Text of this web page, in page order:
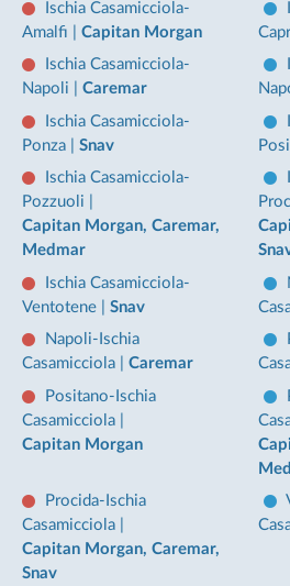
Ischia Casamicciola-
Amalfi
Capitan Morgan
Ischia Casamicciola-
Napoli
Caremar
Ischia Casamicciola-
Ponza
Snav
Ischia Casamicciola-
Pozzuoli
Capitan Morgan, Caremar,
Medmar
Ischia Casamicciola-
Ventotene
Snav
Napoli-Ischia
Casamicciola
Caremar
Positano-Ischia
Casamicciola
Capitan Morgan
Procida-Ischia
Casamicciola
Capitan Morgan, Caremar,
Snav